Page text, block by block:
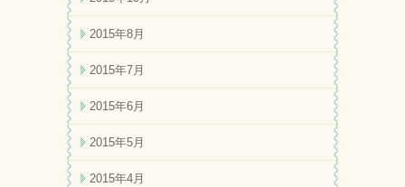
2015年8月
2015年7月
2015年6月
2015年5月
2015年4月